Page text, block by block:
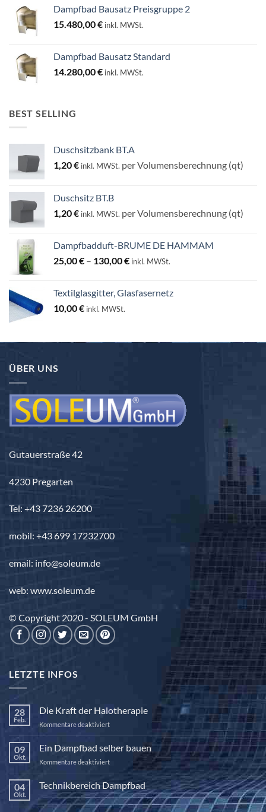
Dampfbad Bausatz Preisgruppe 2
15.480,00€ inkl. MWSt.
Dampfbad Bausatz Standard
14.280,00€ inkl. MWSt.
BEST SELLING
Duschsitzbank BT.A
1,20€ inkl. MWSt. per Volumensberechnung (qt)
Duschsitz BT.B
1,20€ inkl. MWSt. per Volumensberechnung (qt)
Dampfbadduft-BRUME DE HAMMAM
25,00€ – 130,00€Preisspanne:
130,00 €
inkl. MWSt.
Textilglasgitter, Glasfasernetz
10,00€ inkl. MWSt.
ÜBER UNS
Gutauerstraße 42
4230 Pregarten
Tel: +43 7236 26200
mobil: +43 699 17232700
email: info@soleum.de
web: www.soleum.de
© Copyright 2020 - SOLEUM GmbH
LETZTE INFOS
28
Feb.
Die Kraft der Halotherapie
Kommentare deaktiviertfür
Kraft
Halotherapie
09
Okt.
Ein Dampfbad selber bauen
Kommentare deaktiviertfür
Dampfbad
selber
bauen
04
Okt.
Technikbereich Dampfbad
Keine
Kommentare